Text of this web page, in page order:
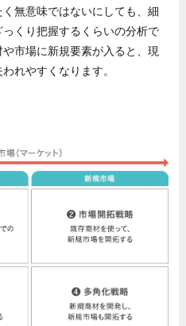
無意味ではないにしても、細
くり把握するくらいの分析で
市場に新規要素が入ると、現
れやすくなります。